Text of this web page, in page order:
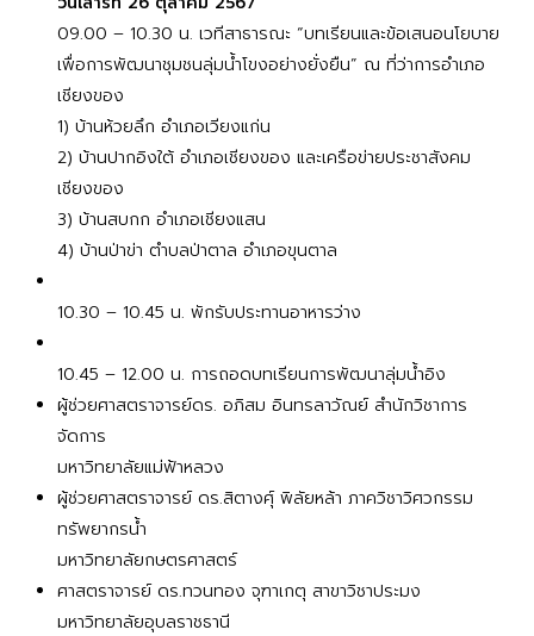
09.00 – 10.30 น. เวทีสาธารณะ “บทเรียนและข้อเสนอนโยบาย
เพื่อการพัฒนาชุมชนลุ่มน้ำโขงอย่างยั่งยืน” ณ ที่ว่าการอำเภอ
เชียงของ
1) บ้านห้วยลึก อำเภอเวียงแก่น
2) บ้านปากอิงใต้ อำเภอเชียงของ และเครือข่ายประชาสังคม
เชียงของ
3) บ้านสบกก อำเภอเชียงแสน
4) บ้านป่าข่า ตำบลป่าตาล อำเภอขุนตาล
10.30 – 10.45 น. พักรับประทานอาหารว่าง
10.45 – 12.00 น. การถอดบทเรียนการพัฒนาลุ่มน้ำอิง
ผู้ช่วยศาสตราจารย์ดร. อภิสม อินทรลาวัณย์ สำนักวิชาการ
จัดการ
มหาวิทยาลัยแม่ฟ้าหลวง
ผู้ช่วยศาสตราจารย์ ดร.สิตางศุ์ พิลัยหล้า ภาควิชาวิศวกรรม
ทรัพยากรน้ำ
มหาวิทยาลัยกษตรศาสตร์
ศาสตราจารย์ ดร.ทวนทอง จุฑาเกตุ สาขาวิชาประมง
มหาวิทยาลัยอุบลราชธานี